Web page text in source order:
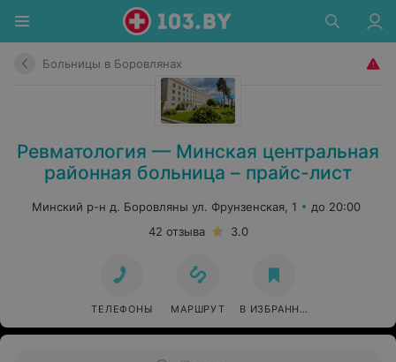
Больницы в Боровлянах
Ревматология — Минская центральная
районная больница – прайс-лист
Минский р-н д. Боровляны ул. Фрунзенская, 1
до 20:00
42 отзыва
3.0
ТЕЛЕФОНЫ МАРШРУТ В ИЗБРАННОЕ